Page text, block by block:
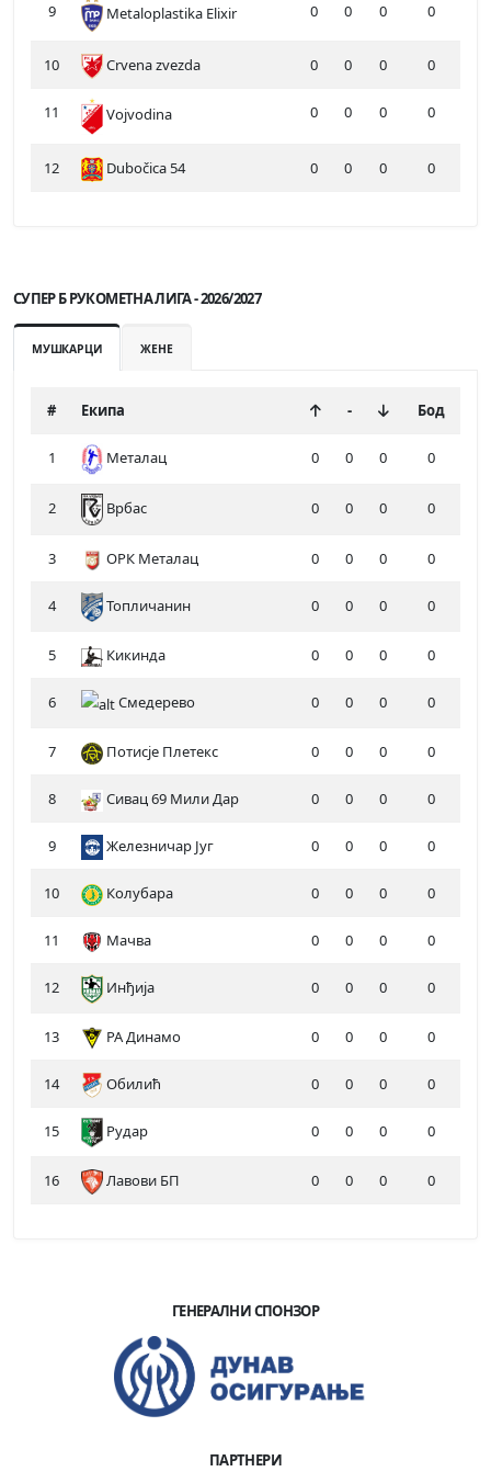
9 Metaloplastika Elixir 0 0 0 0
10 Crvena zvezda 0 0 0 0
11 Vojvodina 0 0 0 0
12 Dubočica 54 0 0 0 0
СУПЕР Б РУКОМЕТНА ЛИГА - 2026/2027
МУШКАРЦИ ЖЕНЕ
# Екипа - Бод
1 Металац 0 0 0 0
2 Врбас 0 0 0 0
3 ОРК Металац 0 0 0 0
4 Топличанин 0 0 0 0
5 Кикинда 0 0 0 0
6 Смедерево 0 0 0 0
7 Потисје Плетекс 0 0 0 0
8 Сивац 69 Мили Дар 0 0 0 0
9 Железничар Југ 0 0 0 0
10 Колубара 0 0 0 0
11 Мачва 0 0 0 0
12 Инђија 0 0 0 0
13 РА Динамо 0 0 0 0
14 Обилић 0 0 0 0
15 Рудар 0 0 0 0
16 Лавови БП 0 0 0 0
ГЕНЕРАЛНИ СПОНЗОР
ПАРТНЕРИ